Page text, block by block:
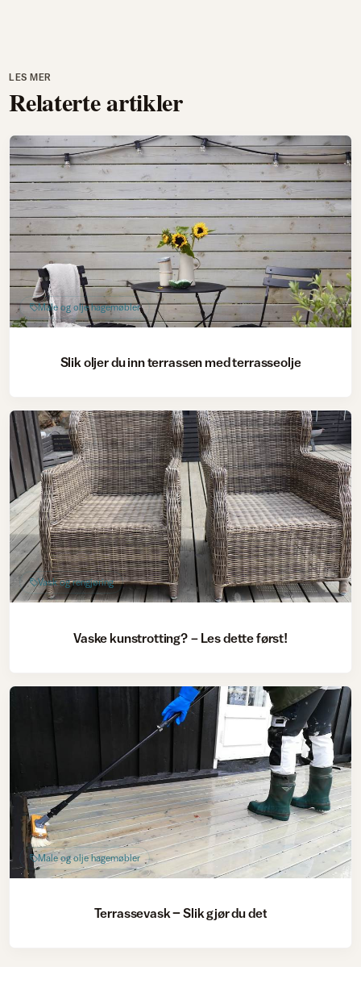
LES MER
Relaterte artikler
Male og olje hagemøbler
Slik oljer du inn terrassen med terrasseolje
Vask og rengjøring
Vaske kunstrotting? − Les dette først!
Male og olje hagemøbler
Terrassevask – Slik gjør du det